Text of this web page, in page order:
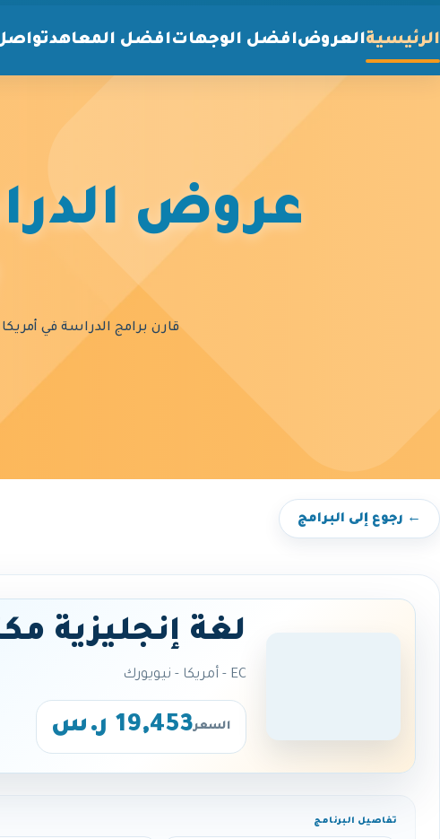
الرئيسيةالعروضافضل الوجهاتافضل المعاهد
عروض
قارن برامج الدراسة في
← رجوع إلى البرامج
لغة إنجليزية
EC - أمريكا - نيويورك
السعر19,453 ر.س
تفاصيل البرنامج